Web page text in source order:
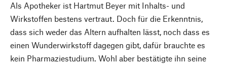
Als Apotheker ist Hartmut Beyer mit Inhalts- und
Wirkstoffen bestens vertraut. Doch für die Erkenntnis,
dass sich weder das Altern aufhalten lässt, noch dass es
einen Wunderwirkstoff dagegen gibt, dafür brauchte es
kein Pharmaziestudium. Wohl aber bestätigte ihn seine